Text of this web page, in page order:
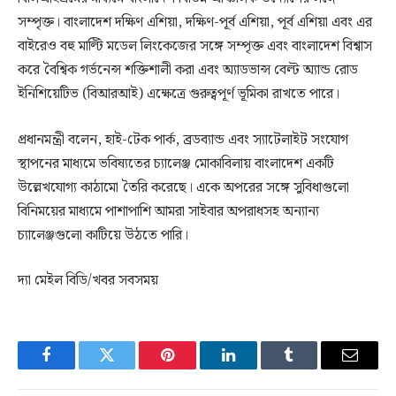
সম্পৃক্ত। বাংলাদেশ দক্ষিণ এশিয়া, দক্ষিণ-পূর্ব এশিয়া, পূর্ব এশিয়া এবং এর
বাইরেও বহু মাল্টি মডেল লিংকেজের সঙ্গে সম্পৃক্ত এবং বাংলাদেশ বিশ্বাস
করে বৈশ্বিক গর্ভনেন্স শক্তিশালী করা এবং অ্যাডভান্স বেল্ট অ্যান্ড রোড
ইনিশিয়েটিভ (বিআরআই) এক্ষেত্রে গুরুত্বপূর্ণ ভূমিকা রাখতে পারে।
প্রধানমন্ত্রী বলেন, হাই-টেক পার্ক, ব্রডব্যান্ড এবং স্যাটেলাইট সংযোগ
স্থাপনের মাধ্যমে ভবিষ্যতের চ্যালেঞ্জ মোকাবিলায় বাংলাদেশ একটি
উল্লেখযোগ্য কাঠামো তৈরি করেছে। একে অপরের সঙ্গে সুবিধাগুলো
বিনিময়ের মাধ্যমে পাশাপাশি আমরা সাইবার অপরাধসহ অন্যান্য
চ্যালেঞ্জগুলো কাটিয়ে উঠতে পারি।
দ্যা মেইল বিডি/খবর সবসময়
FacebookTwitter Pinterest LinkedInTumblr Email